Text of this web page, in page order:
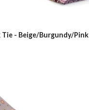
Tie - Beige/Burgundy/Pink